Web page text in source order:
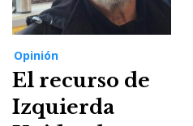
Opinión
El recurso de
Izquierda